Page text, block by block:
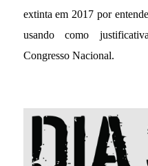
extinta em 2017 por
usando como
Congresso Nacional.